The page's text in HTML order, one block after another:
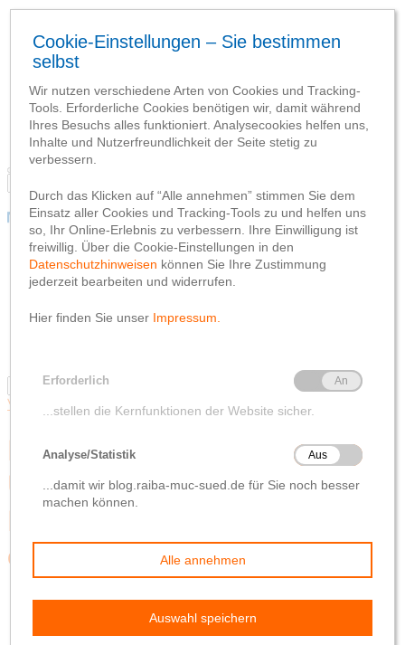
Mitgliedschaft
Immobilien
Finanzierung
Versicherung
Konto und Karten
Nähkästchen
Mitgliedschaft
Immobilien
Finanzierung
Versicherung
Versicherung
Flexible Risiko-
Unfallversicherung –
Rundum geschützt mit
der Raiba
vonRedaktion